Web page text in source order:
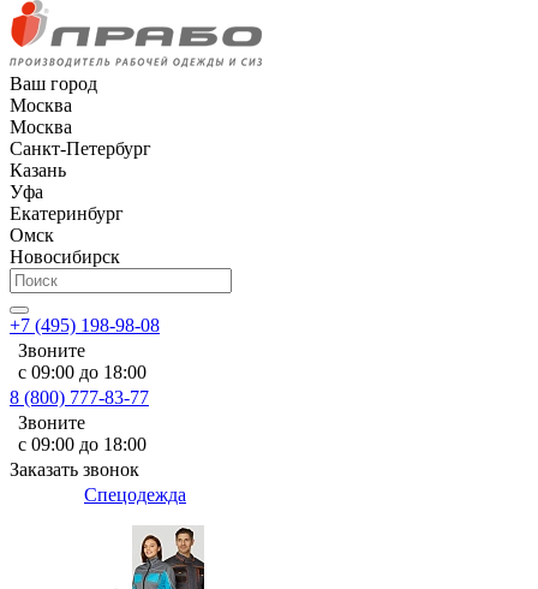
Ваш город
Москва
Москва
Санкт-Петербург
Казань
Уфа
Екатеринбург
Омск
Новосибирск
+7 (495) 198-98-08
Звоните
с 09:00 до 18:00
8 (800) 777-83-77
Звоните
с 09:00 до 18:00
Заказать звонок
Спецодежда